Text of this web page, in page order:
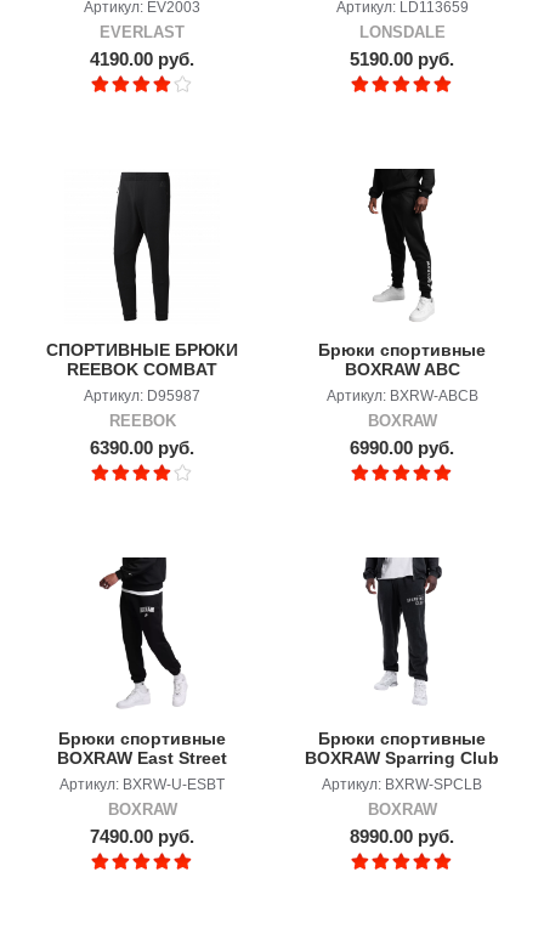
Артикул: EV2003
EVERLAST
4190.00 руб.
Артикул: LD113659
LONSDALE
5190.00 руб.
СПОРТИВНЫЕ БРЮКИ
REEBOK COMBAT
LEGACY
Артикул: D95987
REEBOK
6390.00 руб.
Брюки спортивные
BOXRAW ABC
Артикул: BXRW-ABCB
BOXRAW
6990.00 руб.
Брюки спортивные
BOXRAW East Street
Bottoms
Артикул: BXRW-U-ESBT
BOXRAW
7490.00 руб.
Брюки спортивные
BOXRAW Sparring Club
Артикул: BXRW-SPCLB
BOXRAW
8990.00 руб.